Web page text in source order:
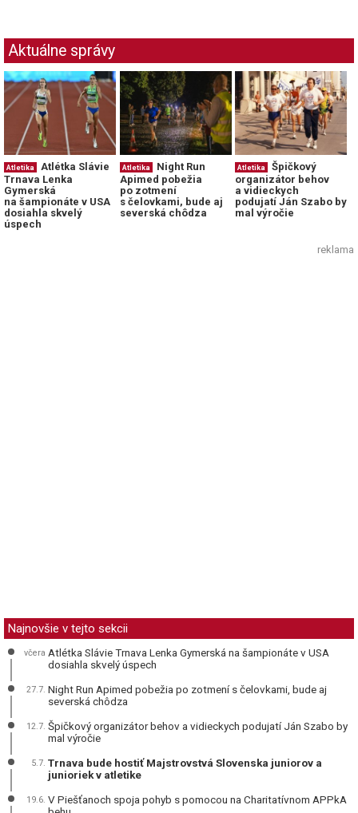
Aktuálne správy
Atletika
Atlétka Slávie
Trnava Lenka
Gymerská
na šampionáte v USA
dosiahla skvelý
úspech
Atletika
Night Run
Apimed pobežia
po zotmení
s čelovkami, bude aj
severská chôdza
Atletika
Špičkový
organizátor behov
a vidieckych
podujatí Ján Szabo by
mal výročie
reklama
Najnovšie v tejto sekcii
včera Atlétka Slávie Trnava Lenka Gymerská na šampionáte v USA
dosiahla skvelý úspech
27.7. Night Run Apimed pobežia po zotmení s čelovkami, bude aj
severská chôdza
12.7. Špičkový organizátor behov a vidieckych podujatí Ján Szabo by
mal výročie
5.7. Trnava bude hostiť Majstrovstvá Slovenska juniorov a
junioriek v atletike
19.6. V Piešťanoch spoja pohyb s pomocou na Charitatívnom APPkA